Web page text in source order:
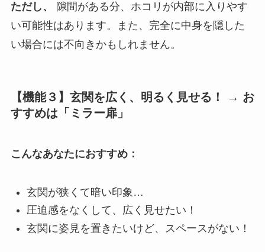
ただし、
隙間がある分、ホコリが内部に入りやす
い可能性はあります。また、完全に中身を隠した
い場合には不向きかもしれません。
【機能３】玄関を広く、明るく見せる！ → お
すすめは「ミラー扉」
こんなあなたにおすすめ：
玄関が狭くて暗い印象…
圧迫感をなくして、広く見せたい！
玄関に姿見を置きたいけど、スペースがない！